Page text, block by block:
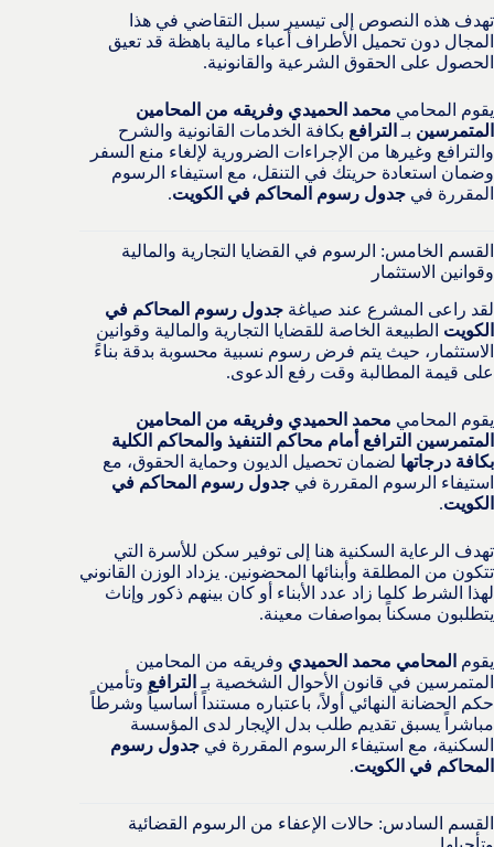
تهدف هذه النصوص إلى تيسير سبل التقاضي في هذا
المجال دون تحميل الأطراف أعباء مالية باهظة قد تعيق
الحصول على الحقوق الشرعية والقانونية.
يقوم المحامي محمد الحميدي وفريقه من المحامين
المتمرسين بـ الترافع بكافة الخدمات القانونية والشرح
والترافع وغيرها من الإجراءات الضرورية لإلغاء منع السفر
وضمان استعادة حريتك في التنقل، مع استيفاء الرسوم
المقررة في جدول رسوم المحاكم في الكويت.
القسم الخامس: الرسوم في القضايا التجارية والمالية
وقوانين الاستثمار
لقد راعى المشرع عند صياغة جدول رسوم المحاكم في
الكويت الطبيعة الخاصة للقضايا التجارية والمالية وقوانين
الاستثمار، حيث يتم فرض رسوم نسبية محسوبة بدقة بناءً
على قيمة المطالبة وقت رفع الدعوى.
يقوم المحامي محمد الحميدي وفريقه من المحامين
المتمرسين الترافع أمام محاكم التنفيذ والمحاكم الكلية
بكافة درجاتها لضمان تحصيل الديون وحماية الحقوق، مع
استيفاء الرسوم المقررة في جدول رسوم المحاكم في
الكويت.
تهدف الرعاية السكنية هنا إلى توفير سكن للأسرة التي
تتكون من المطلقة وأبنائها المحضونين. يزداد الوزن القانوني
لهذا الشرط كلما زاد عدد الأبناء أو كان بينهم ذكور وإناث
يتطلبون مسكناً بمواصفات معينة.
يقوم المحامي محمد الحميدي وفريقه من المحامين
المتمرسين في قانون الأحوال الشخصية بـ الترافع وتأمين
حكم الحضانة النهائي أولاً، باعتباره مستنداً أساسياً وشرطاً
مباشراً يسبق تقديم طلب بدل الإيجار لدى المؤسسة
السكنية، مع استيفاء الرسوم المقررة في جدول رسوم
المحاكم في الكويت.
القسم السادس: حالات الإعفاء من الرسوم القضائية